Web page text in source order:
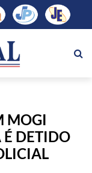
MOGI
É DETIDO